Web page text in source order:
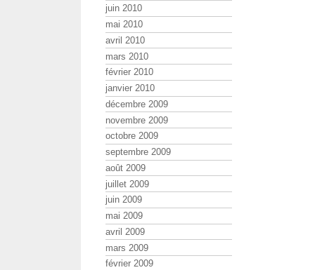
juin 2010
mai 2010
avril 2010
mars 2010
février 2010
janvier 2010
décembre 2009
novembre 2009
octobre 2009
septembre 2009
août 2009
juillet 2009
juin 2009
mai 2009
avril 2009
mars 2009
février 2009